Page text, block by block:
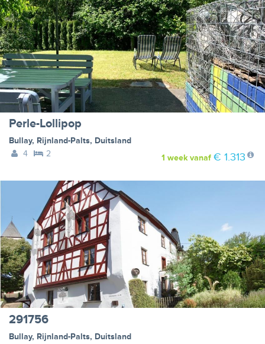
Perle-Lollipop
Bullay, Rijnland-Palts, Duitsland
4
2 1 weekvanaf € 1.313
291756
Bullay, Rijnland-Palts, Duitsland